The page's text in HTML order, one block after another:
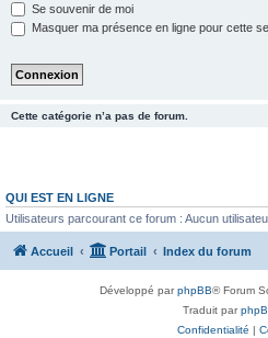
Se souvenir de moi
Masquer ma présence en ligne pour cette
Cette catégorie n’a pas de forum.
QUI EST EN LIGNE
Utilisateurs parcourant ce forum : Aucun
Accueil Portail Index du forum
Développé parphpBB® Forum
Traduit par
Confidentialité |